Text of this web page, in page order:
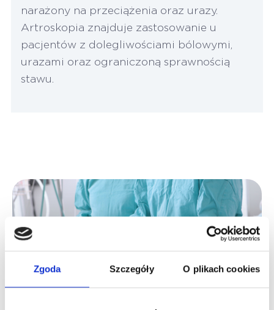
Zgoda Szczegóły O plikach cookies
narażony na przeciążenia oraz urazy.
Artroskopia znajduje zastosowanie u
pacjentów z dolegliwościami bólowymi,
urazami oraz ograniczoną sprawnością
stawu.